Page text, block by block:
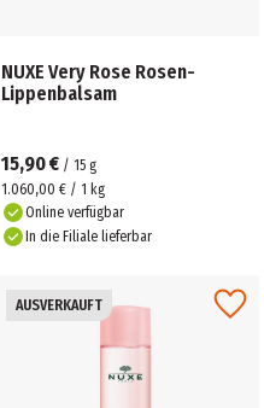
NUXE Very Rose Rosen-
Lippenbalsam
15,90 € / 15 g
1.060,00 € / 1 kg
Online verfügbar
In die Filiale lieferbar
AUSVERKAUFT